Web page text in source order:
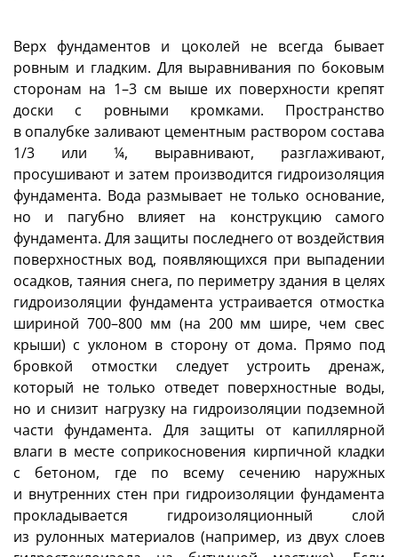
Верх фундаментов и цоколей не всегда бывает
ровным и гладким. Для выравнивания по боковым
сторонам на 1–3 см выше их поверхности крепят
доски с ровными кромками. Пространство
в опалубке заливают цементным раствором состава
1/3 или ¼, выравнивают, разглаживают,
просушивают и затем производится гидроизоляция
фундамента. Вода размывает не только основание,
но и пагубно влияет на конструкцию самого
фундамента. Для защиты последнего от воздействия
поверхностных вод, появляющихся при выпадении
осадков, таяния снега, по периметру здания в целях
гидроизоляции фундамента устраивается отмостка
шириной 700–800 мм (на 200 мм шире, чем свес
крыши) с уклоном в сторону от дома. Прямо под
бровкой отмостки следует устроить дренаж,
который не только отведет поверхностные воды,
но и снизит нагрузку на гидроизоляции подземной
части фундамента. Для защиты от капиллярной
влаги в месте соприкосновения кирпичной кладки
с бетоном, где по всему сечению наружных
и внутренних стен при гидроизоляции фундамента
прокладывается гидроизоляционный слой
из рулонных материалов (например, из двух слоев